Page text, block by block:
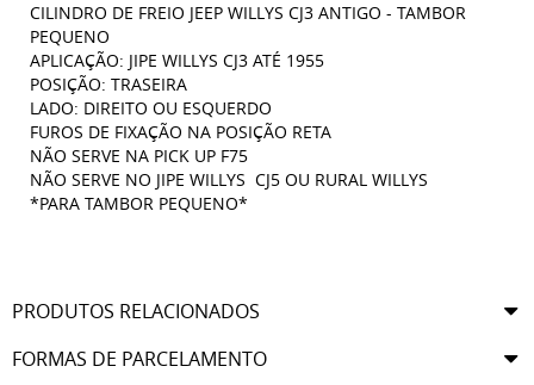
CILINDRO DE FREIO JEEP WILLYS CJ3 ANTIGO - TAMBOR
PEQUENO
APLICAÇÃO: JIPE WILLYS CJ3 ATÉ 1955
POSIÇÃO: TRASEIRA
LADO: DIREITO OU ESQUERDO
FUROS DE FIXAÇÃO NA POSIÇÃO RETA
NÃO SERVE NA PICK UP F75
NÃO SERVE NO JIPE WILLYS CJ5 OU RURAL WILLYS
*PARA TAMBOR PEQUENO*
PRODUTOS RELACIONADOS
FORMAS DE PARCELAMENTO